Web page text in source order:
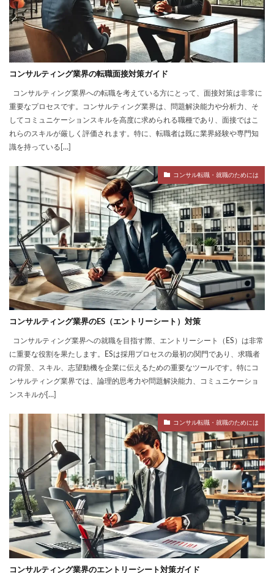
コンサルティング業界の転職面接対策ガイド
コンサルティング業界への転職を考えている方にとって、面接対策は非常に
重要なプロセスです。コンサルティング業界は、問題解決能力や分析力、そ
してコミュニケーションスキルを高度に求められる職種であり、面接ではこ
れらのスキルが厳しく評価されます。特に、転職者は既に業界経験や専門知
識を持っている[…]
コンサル転職・就職のためには
コンサルティング業界のES（エントリーシート）対策
コンサルティング業界への就職を目指す際、エントリーシート（ES）は非常
に重要な役割を果たします。ESは採用プロセスの最初の関門であり、求職者
の背景、スキル、志望動機を企業に伝えるための重要なツールです。特にコ
ンサルティング業界では、論理的思考力や問題解決能力、コミュニケーショ
ンスキルが[…]
コンサル転職・就職のためには
コンサルティング業界のエントリーシート対策ガイド